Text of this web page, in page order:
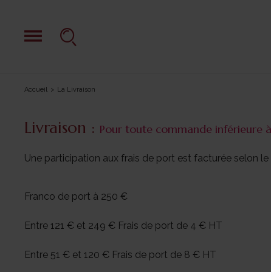
Accueil La Livraison
Livraison : Pour toute commande inférieure
Une participation aux frais de port est facturée selon
Franco de port à 250 €
Entre 121 € et 249 € Frais de port de 4 € HT
Entre 51 € et 120 € Frais de port de 8 € HT